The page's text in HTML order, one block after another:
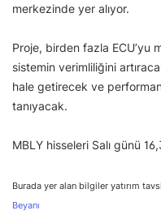
merkezinde yer alıyor.
Proje, birden fazla ECU’yu
sistemin verimliliğini
hale getirecek ve
tanıyacak.
MBLY hisseleri Salı günü
Burada yer alan bilgiler yatırım
Beyanı